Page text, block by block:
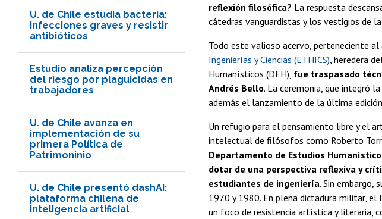
U. de Chile estudia bacteria:
infecciones graves y resistir
antibióticos
Estudio analiza percepción
del riesgo por plaguicidas en
trabajadores
U. de Chile avanza en
implementación de su
primera Política de
Patrimoninio
U. de Chile presentó dashAI:
plataforma chilena de
inteligencia artificial
reflexión filosófica? La respuesta
cátedras vanguardistas y los vestigios de
Todo este valioso acervo, perteneciente al
Ingenierías y Ciencias (ETHICS) , heredera
Humanísticos (DEH), fue traspasado
Andrés Bello. La ceremonia, que integró
además el lanzamiento de la última
Un refugio para el pensamiento libre y el
intelectual de filósofos como Roberto
Departamento de Estudios
dotar de una perspectiva reflexiva y
estudiantes de ingeniería. Sin embargo,
1970 y 1980. En plena dictadura militar,
un foco de resistencia artística y literaria,